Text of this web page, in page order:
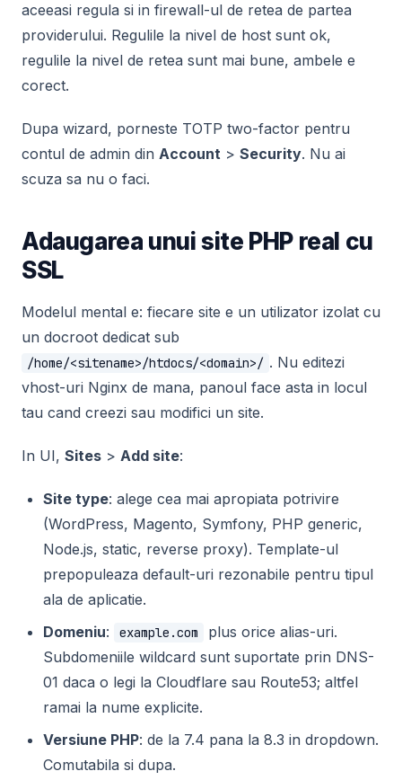
aceeasi regula si in firewall-ul de retea de partea
providerului. Regulile la nivel de host sunt ok,
regulile la nivel de retea sunt mai bune, ambele e
corect.
Dupa wizard, porneste TOTP two-factor pentru
contul de admin din Account > Security. Nu ai
scuza sa nu o faci.
Adaugarea unui site PHP real cu
SSL
Modelul mental e: fiecare site e un utilizator izolat cu
un docroot dedicat sub
/home/<sitename>/htdocs/<domain>/ . Nu editezi
vhost-uri Nginx de mana, panoul face asta in locul
tau cand creezi sau modifici un site.
In UI, Sites > Add site:
Site type: alege cea mai apropiata potrivire
(WordPress, Magento, Symfony, PHP generic,
Node.js, static, reverse proxy). Template-ul
prepopuleaza default-uri rezonabile pentru tipul
ala de aplicatie.
Domeniu: example.com
plus orice alias-uri.
Subdomeniile wildcard sunt suportate prin DNS-
01 daca o legi la Cloudflare sau Route53; altfel
ramai la nume explicite.
Versiune PHP: de la 7.4 pana la 8.3 in dropdown.
Comutabila si dupa.